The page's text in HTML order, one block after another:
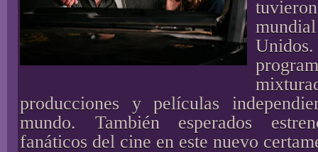
producciones y películas
mundo. También esperados
fanáticos del cine en este nuevo